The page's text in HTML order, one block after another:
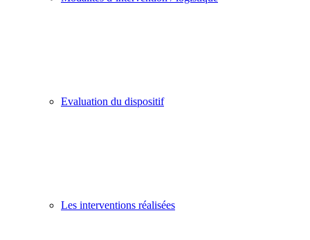
Evaluation du dispositif
Les interventions réalisées